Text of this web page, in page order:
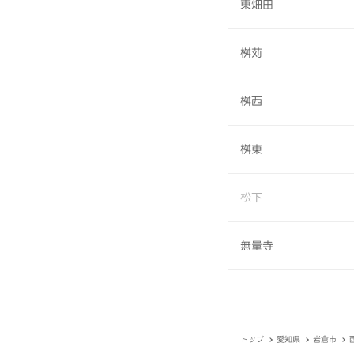
東畑田
桝苅
桝西
桝東
松下
無量寺
トップ 愛知県 岩倉市